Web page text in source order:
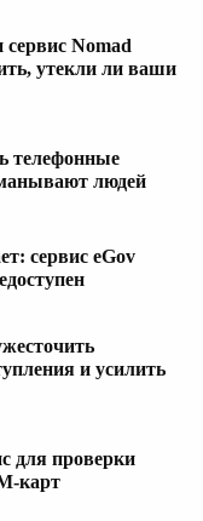
сервис Nomad
утекли ли ваши
телефонные
людей
сервис eGov
и усилить
для проверки
карт